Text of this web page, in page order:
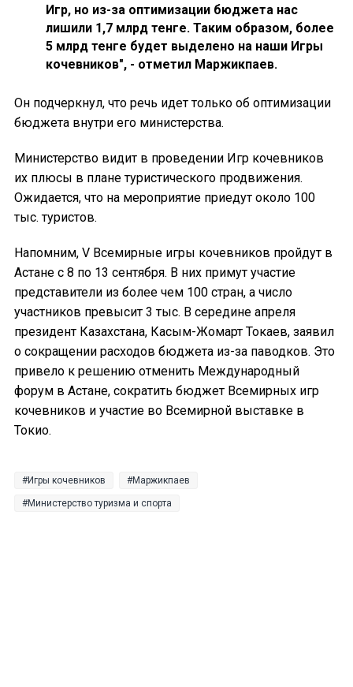
Игр, но из-за оптимизации бюджета нас
лишили 1,7 млрд тенге. Таким образом, более
5 млрд тенге будет выделено на наши Игры
кочевников", - отметил Маржикпаев.
Он подчеркнул, что речь идет только об оптимизации
бюджета внутри его министерства.
Министерство видит в проведении Игр кочевников
их плюсы в плане туристического продвижения.
Ожидается, что на мероприятие приедут около 100
тыс. туристов.
Напомним, V Всемирные игры кочевников пройдут в
Астане с 8 по 13 сентября. В них примут участие
представители из более чем 100 стран, а число
участников превысит 3 тыс. В середине апреля
президент Казахстана, Касым-Жомарт Токаев, заявил
о сокращении расходов бюджета из-за паводков. Это
привело к решению отменить Международный
форум в Астане, сократить бюджет Всемирных игр
кочевников и участие во Всемирной выставке в
Токио.
Игры кочевников Маржикпаев
Министерство туризма и спорта